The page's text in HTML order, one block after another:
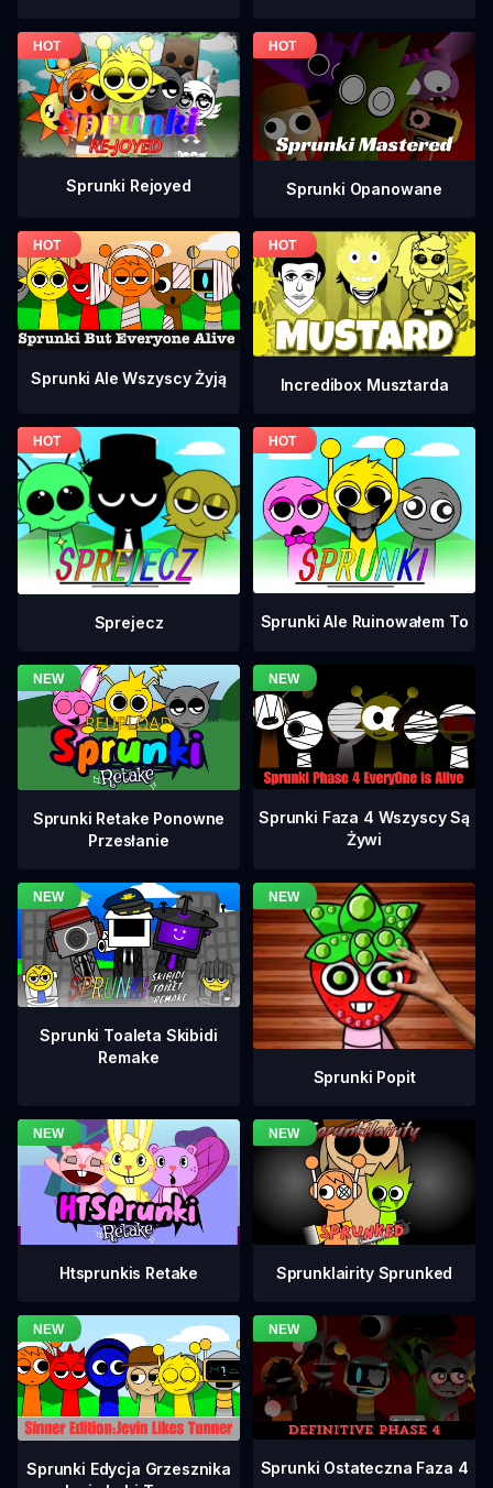
Sprunki Rejoyed Sprunki Opanowane
Sprunki Ale Wszyscy Żyją Incredibox Musztarda
Sprejecz Sprunki Ale Ruinowałem To
Sprunki Retake Ponowne
Przesłanie
Sprunki Faza 4 Wszyscy Są
Żywi
Sprunki Toaleta Skibidi
Remake
Sprunki Popit
Htsprunkis Retake Sprunklairity Sprunked
Sprunki Edycja Grzesznika
Sprunki Ostateczna Faza 4